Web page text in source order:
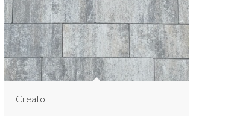
Creato